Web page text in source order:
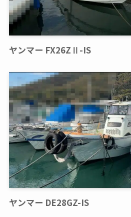
ヤンマー FX26ZⅡ-IS
ヤンマー DE28GZ-IS